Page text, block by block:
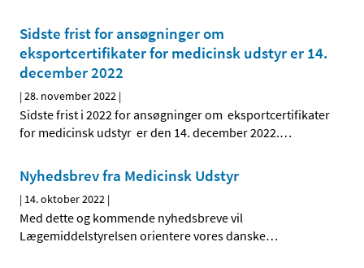
Sidste frist for ansøgninger om
eksportcertifikater for medicinsk udstyr er 14.
december 2022
|28. november 2022 |
Sidste frist i 2022 for ansøgninger om eksportcertifikater
for medicinsk udstyr er den 14. december 2022.…
Nyhedsbrev fra Medicinsk Udstyr
| 14. oktober 2022 |
Med dette og kommende nyhedsbreve vil
Lægemiddelstyrelsen orientere vores danske…